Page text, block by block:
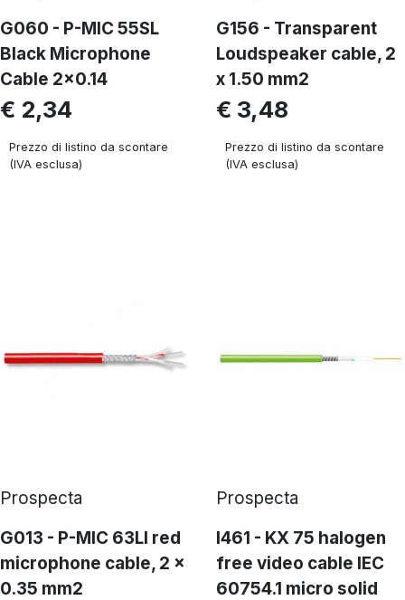
G060 - P-MIC 55SL
Black Microphone
Cable 2x0.14
€ 2,34
Prezzo di listino da scontare
(IVA esclusa)
G156 - Transparent
Loudspeaker cable, 2
x 1.50 mm2
€ 3,48
Prezzo di listino da scontare
(IVA esclusa)
Prospecta
G013 - P-MIC 63LI red
microphone cable, 2 x
0.35 mm2
Prospecta
I461 - KX 75 halogen
free video cable IEC
60754.1 micro solid